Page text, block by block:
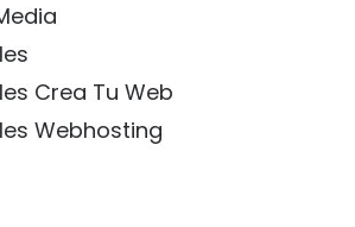
Crea Tu Web
Webhosting